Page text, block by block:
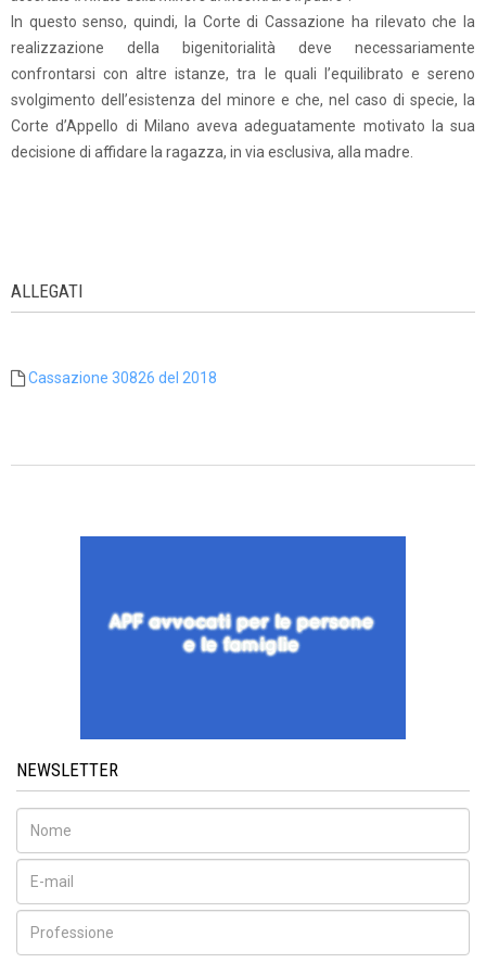
In questo senso, quindi, la Corte di Cassazione ha rilevato che la
realizzazione della bigenitorialità deve necessariamente
confrontarsi con altre istanze, tra le quali l’equilibrato e sereno
svolgimento dell’esistenza del minore e che, nel caso di specie, la
Corte d’Appello di Milano aveva adeguatamente motivato la sua
decisione di affidare la ragazza, in via esclusiva, alla madre.
ALLEGATI
Cassazione 30826 del 2018
NEWSLETTER